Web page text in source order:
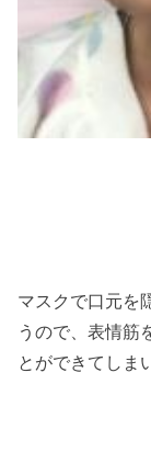
マスクで口元を
うので、表情筋
とができてしま